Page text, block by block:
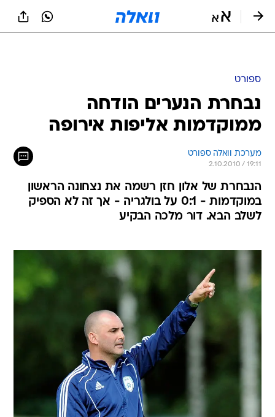
ספורט
נבחרת הנערים הודחה
ממוקדמות אליפות אירופה
מערכת וואלה ספורט
2.10.2010 / 19:11
הנבחרת של אלון חזן רשמה את נצחונה הראשון
במוקדמות - 0:1 על בולגריה - אך זה לא הספיק
לשלב הבא. דור מלכה הבקיע